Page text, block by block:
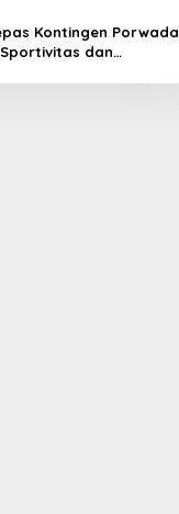
Kontingen Porwada
Sportivitas dan